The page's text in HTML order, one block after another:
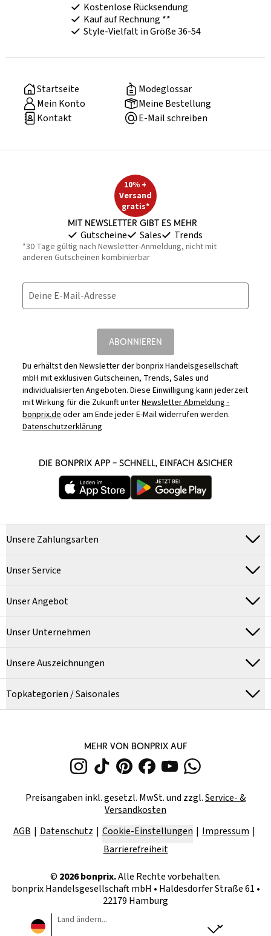
Kostenlose Rücksendung
Kauf auf Rechnung **
Style-Vielfalt in Größe 36-54
Startseite
Modeglossar
Mein Konto
Meine Bestellung
Kontakt
E-Mail schreiben
10% +
Versand
gratis*
Mit Newsletter gibt es mehr
Gutscheine Sales Trends
*30 Tage gültig nach Newsletter-Anmeldung, nicht mit
anderen Gutscheinen kombinierbar
Deine E-Mail-Adresse
ABONNIEREN
Du erhältst den Newsletter der bonprix Handelsgesellschaft
mbH mit exklusiven Gutscheinen, Trends, Sales und
individualisierten Angeboten. Diese Einwilligung kann jederzeit
mit Wirkung für die Zukunft unterNewsletter Abmeldung -
bonprix.deoder am Ende jeder E-Mail widerrufen werden.
Datenschutzerklärung
DIE BONPRIX APP – SCHNELL, EINFACH &SICHER
Unsere Zahlungsarten
Unser Service
Unser Angebot
Unser Unternehmen
Unsere Auszeichnungen
Topkategorien / Saisonales
MEHR VON BONPRIX AUF
Preisangaben inkl. gesetzl. MwSt. und zzgl.Service- &
Versandkosten
AGB
Datenschutz Cookie-Einstellungen
Impressum
Barrierefreiheit
© 2026bonprix.Alle Rechte vorbehalten.
bonprix Handelsgesellschaft mbH • Haldesdorfer Straße 61 •
22179 Hamburg
Land ändern...